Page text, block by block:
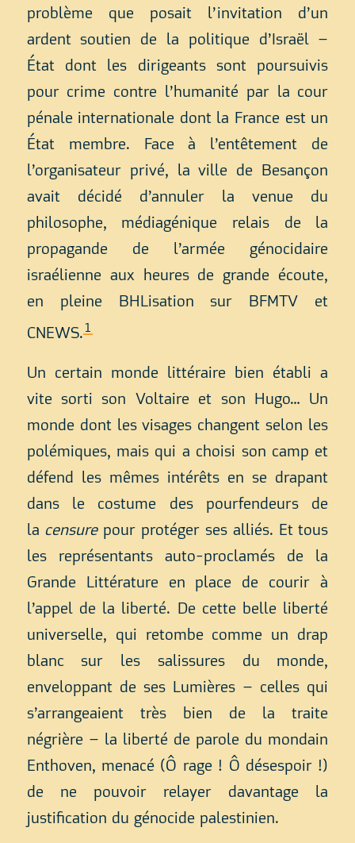
problème que posait l’invitation d’un
ardent soutien de la politique d’Israël –
État dont les dirigeants sont poursuivis
pour crime contre l’humanité par la cour
pénale internationale dont la France est un
État membre. Face à l’entêtement de
l’organisateur privé, la ville de Besançon
avait décidé d’annuler la venue du
philosophe, médiagénique relais de la
propagande de l’armée génocidaire
israélienne aux heures de grande écoute,
en pleine BHLisation sur BFMTV et
CNEWS.1
Un certain monde littéraire bien établi a
vite sorti son Voltaire et son Hugo… Un
monde dont les visages changent selon les
polémiques, mais qui a choisi son camp et
défend les mêmes intérêts en se drapant
dans le costume des pourfendeurs de
la censurepour protéger ses alliés. Et tous
les représentants auto-proclamés de la
Grande Littérature en place de courir à
l’appel de la liberté. De cette belle liberté
universelle, qui retombe comme un drap
blanc sur les salissures du monde,
enveloppant de ses Lumières – celles qui
s’arrangeaient très bien de la traite
négrière – la liberté de parole du mondain
Enthoven, menacé (Ô rage ! Ô désespoir !)
de ne pouvoir relayer davantage la
justification du génocide palestinien.